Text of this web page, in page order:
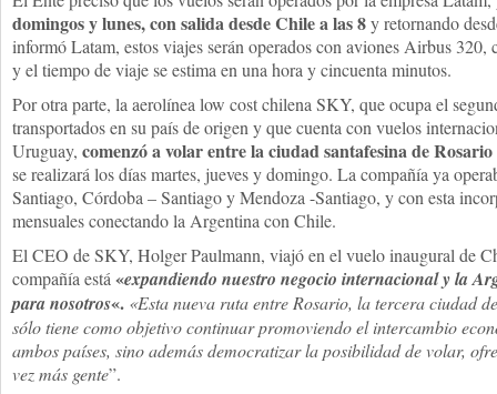
domingos y lunes, con salida desde Chile a las 8y retornando
informó Latam, estos viajes serán operados con aviones Airbus 320,
y el tiempo de viaje se estima en una hora y cincuenta minutos.
Por otra parte, la aerolínea low cost chilena SKY, que ocupa el
transportados en su país de origen y que cuenta con vuelos
Uruguay, comenzó a volar entre la ciudad santafesina de
se realizará los días martes, jueves y domingo. La compañía ya
Santiago, Córdoba – Santiago y Mendoza -Santiago, y con esta
mensuales conectando la Argentina con Chile.
El CEO de SKY, Holger Paulmann, viajó en el vuelo inaugural de
compañía está «expandiendo nuestro negocio internacional y la
para nosotros«. «Esta nueva ruta entre Rosario, la tercera ciudad
sólo tiene como objetivo continuar promoviendo el intercambio
ambos países, sino además democratizar la posibilidad de volar,
vez más gente”.